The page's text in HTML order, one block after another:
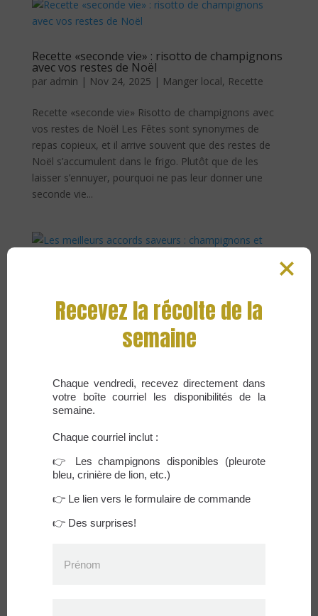
Recette «seconde vie» : risotto de champignons
avec vos restes de Noël
par admin | Nov 24, 2025 | Manger local, Recette
Recette «seconde vie» Risotto de champignons avec
vos restes de Noël Les Fêtes sont synonymes de
repas copieux, et il arrive souvent que des restes de
Noël s’accumulent dans le frigo. Plutôt que de les
laisser s’ennuyer, pourquoi ne pas leur donner une
seconde vie...
ingrédients festifs
admin|Nov 24, 2025 |Manger local,Recette
Les meilleurs accords saveurs Champignons et
pour mettre vos talents culinaires en avant, et les
champignons se prêtent à merveille aux plats festifs et
raffinés. Pleurotes, crinières de lion, hydnes corail et...
Articles récents
5 façons de cuisiner les champignons cette semaine
Recevez la récolte de la
semaine
Chaque vendredi, recevez directement dans
votre boîte courriel les disponibilités de la
semaine.
Chaque courriel inclut :
👉 Les champignons disponibles (pleurote
bleu, crinière de lion, etc.)
👉 Le lien vers le formulaire de commande
👉 Des surprises!
Prénom